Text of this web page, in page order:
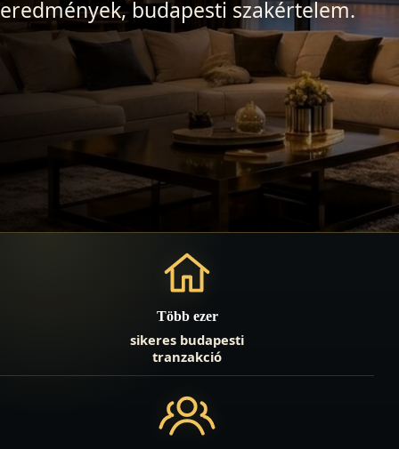
eredmények, budapesti szakértelem.
Több ezer
sikeres budapesti
tranzakció